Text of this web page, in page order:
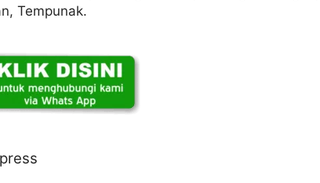
Tempunak.